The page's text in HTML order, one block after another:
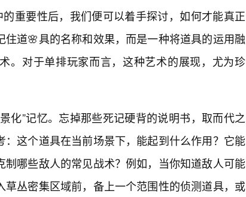
重要性后，我们便可以着手探讨，如何才能真正
道🌸具的名称和效果，而是一种将道具的运用融
。对于单排玩家而言，这种艺术的展现，尤为珍
化”记忆。忘掉那些死记硬背的说明书，取而代之
这个道具在当前场景下，能起到什么作用？它能
哪些敌人的常见战术？例如，当你知道敌人可能
丛密集区域前，备上一个范围性的侦测道具，或